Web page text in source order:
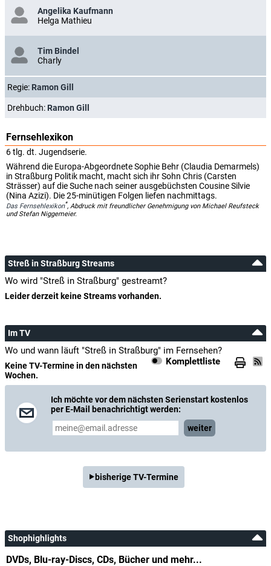
Angelika Kaufmann
Helga Mathieu
Tim Bindel
Charly
Regie: Ramon Gill
Drehbuch: Ramon Gill
Fernsehlexikon
6 tlg. dt. Jugendserie.
Während die Europa-Abgeordnete Sophie Behr (Claudia Demarmels)
in Straßburg Politik macht, macht sich ihr Sohn Chris (Carsten
Strässer) auf die Suche nach seiner ausgebüchsten Cousine Silvie
(Nina Azizi). Die 25-minütigen Folgen liefen nachmittags.
Das Fernsehlexikon*, Abdruck mit freundlicher Genehmigung von Michael Reufsteck
und Stefan Niggemeier.
Streß in Straßburg Streams
Wo wird "Streß in Straßburg" gestreamt?
Leider derzeit keine Streams vorhanden.
Im TV
Wo und wann läuft "Streß in Straßburg" im Fernsehen?
Komplettliste
Keine TV-Termine in den nächsten
Wochen.
Ich möchte vor dem nächsten Serienstart kostenlos
per E-Mail benachrichtigt werden:
weiter
bisherige TV-Termine
Shophighlights
DVDs, Blu-ray-Discs, CDs, Bücher und mehr...